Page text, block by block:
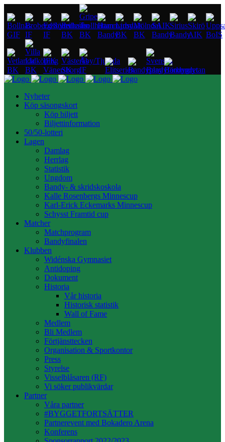
Nyheter
Köp säsongskort
Köp biljett
Biljettinformation
50/50-lotteri
Lagen
Damlag
Herrlag
Statistik
Ungdom
Bandy- & skridskoskola
Kalle Rosenbergs Minnescup
Karl-Erick Eckemarks Minnescup
Schysst Framtid cup
Matcher
Matchprogram
Bandyfinalen
Klubben
Widénska Gymnasiet
Antidoping
Dokument
Historia
Vår historia
Historisk statistik
Wall of Fame
Medlem
Bli Medlem
Förtjänsttecken
Organisation & Sportkontor
Press
Styrelse
Visselblåsaren (RF)
Vi söker publikvärdar
Partner
Våra partner
#BYGGETFORTSÄTTER
Partnerevent med Bokadero Arena
Konferens